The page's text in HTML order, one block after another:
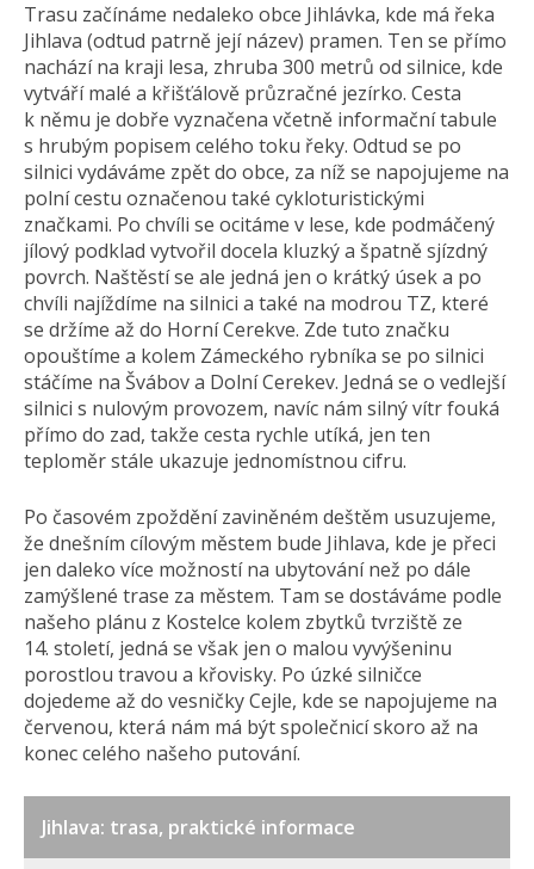
Trasu začínáme nedaleko obce Jihlávka, kde má řeka
Jihlava (odtud patrně její název) pramen. Ten se přímo
nachází na kraji lesa, zhruba 300 metrů od silnice, kde
vytváří malé a křišťálově průzračné jezírko. Cesta
k němu je dobře vyznačena včetně informační tabule
s hrubým popisem celého toku řeky. Odtud se po
silnici vydáváme zpět do obce, za níž se napojujeme na
polní cestu označenou také cykloturistickými
značkami. Po chvíli se ocitáme v lese, kde podmáčený
jílový podklad vytvořil docela kluzký a špatně sjízdný
povrch. Naštěstí se ale jedná jen o krátký úsek a po
chvíli najíždíme na silnici a také na modrou TZ, které
se držíme až do Horní Cerekve. Zde tuto značku
opouštíme a kolem Zámeckého rybníka se po silnici
stáčíme na Švábov a Dolní Cerekev. Jedná se o vedlejší
silnici s nulovým provozem, navíc nám silný vítr fouká
přímo do zad, takže cesta rychle utíká, jen ten
teploměr stále ukazuje jednomístnou cifru.
Po časovém zpoždění zaviněném deštěm usuzujeme,
že dnešním cílovým městem bude Jihlava, kde je přeci
jen daleko více možností na ubytování než po dále
zamýšlené trase za městem. Tam se dostáváme podle
našeho plánu z Kostelce kolem zbytků tvrziště ze
14. století, jedná se však jen o malou vyvýšeninu
porostlou travou a křovisky. Po úzké silničce
dojedeme až do vesničky Cejle, kde se napojujeme na
červenou, která nám má být společnicí skoro až na
konec celého našeho putování.
Jihlava: trasa, praktické informace